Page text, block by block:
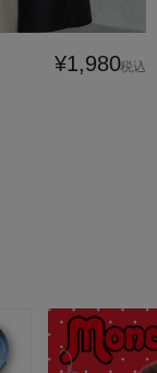
¥1,980税込